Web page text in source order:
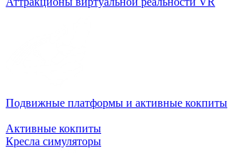
Подвижные платформы и активные кокпиты
Активные кокпиты
Кресла симуляторы